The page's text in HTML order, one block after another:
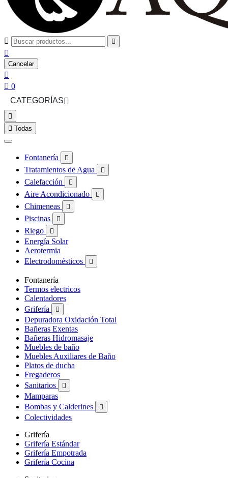
 

Cancelar

 0
CATEGORÍAS

 Todas
Fontanería 
Tratamientos de Agua 
Calefacción 
Aire Acondicionado 
Chimeneas 
Piscinas 
Riego 
Energía Solar
Aerotermia
Electrodomésticos

Fontanería
Termos electricos
Calentadores
Grifería

Depuradora Oxidación Total
Bañeras Exentas
Bañeras Hidromasaje
Muebles de baño
Muebles Auxiliares de Baño
Platos de ducha
Fregaderos
Sanitarios

Mamparas
Bombas y Calderines

Colectividades
Grifería
Grifería Estándar
Grifería Empotrada
Grifería Cocina